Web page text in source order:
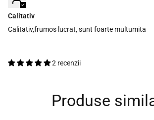
Calitativ
Calitativ,frumos lucrat, sunt foarte multumita
2 recenzii
Produse